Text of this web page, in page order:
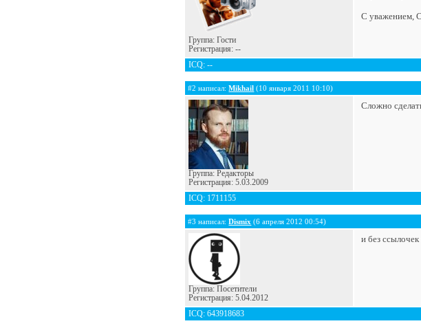
Группа: Гости
Регистрация: --
С уважением,
ICQ: --
#2 написал:Mikhail (10 января 2011 10:10)
Группа: Редакторы
Регистрация: 5.03.2009
Сложно
ICQ: 1711155
#3 написал:Dismix (6 апреля 2012 00:54)
Группа: Посетители
Регистрация: 5.04.2012
и без ссылочек
ICQ: 643918683